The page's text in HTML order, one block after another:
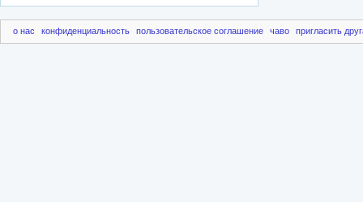
о нас конфиденциальность пользовательское соглашение чаво пригласить